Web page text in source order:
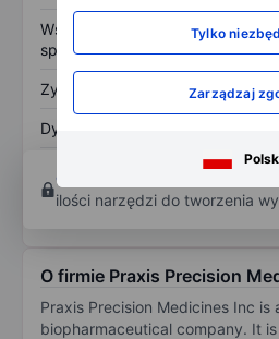
Tylko
Zarządzaj
Współczynnik cena do
sprzedaży
Zysk na akcję
Dywidenda na akcję
własnego
Otwórz konto
ilości narzędzi do tworzenia
O firmie Praxis Precision
Praxis Precision Medicines Inc is
biopharmaceutical company. It